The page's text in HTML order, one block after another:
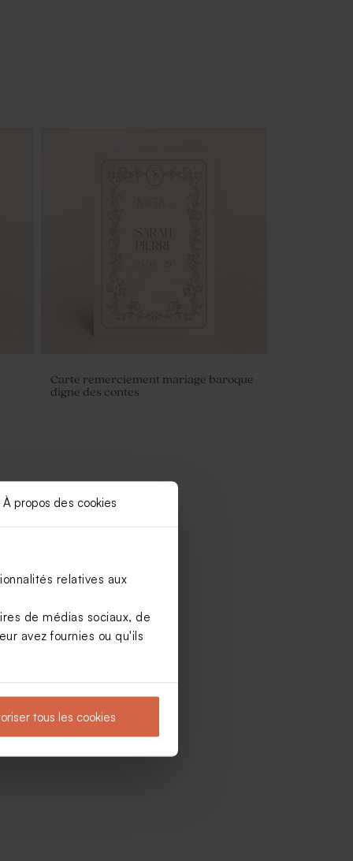
À propos des cookies
relatives aux
de médias sociaux, de
avez fournies ou qu'ils
tous les cookies
Carte remerciement mariage baroque
digne des contes